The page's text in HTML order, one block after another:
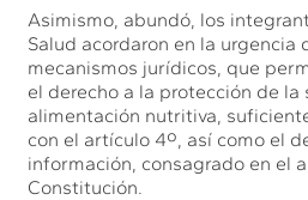
Asimismo, abundó, los
Salud acordaron en la urgencia
mecanismos jurídicos, que
el derecho a la protección de la
alimentación nutritiva,
con el artículo 4º, así como el
información, consagrado en el
Constitución.